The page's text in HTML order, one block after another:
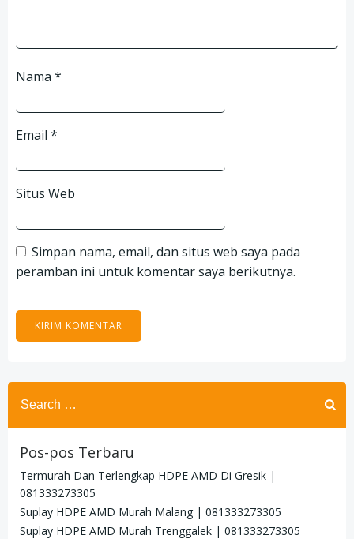
Nama *
Email *
Situs Web
Simpan nama, email, dan situs web saya pada
peramban ini untuk komentar saya berikutnya.
Search
for:
Pos-pos Terbaru
Termurah Dan Terlengkap HDPE AMD Di Gresik |
081333273305
Suplay HDPE AMD Murah Malang | 081333273305
Suplay HDPE AMD Murah Trenggalek | 081333273305